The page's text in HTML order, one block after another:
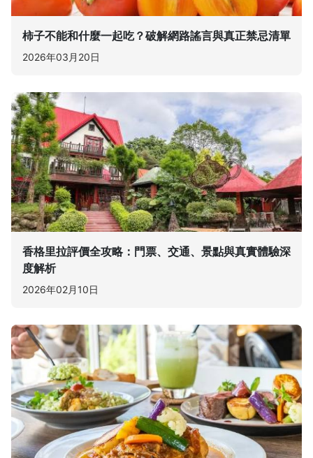
柿子不能和什麼一起吃？破解網路謠言與真正禁忌清單
2026年03月20日
香格里拉評價全攻略：門票、交通、景點與真實體驗深
度解析
2026年02月10日